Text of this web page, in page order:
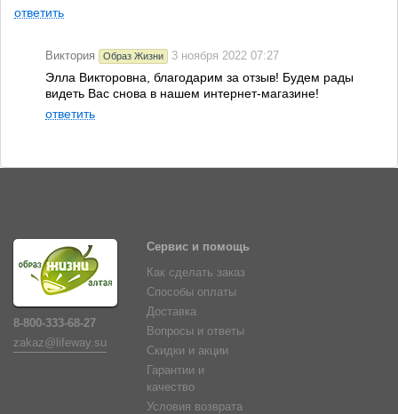
ответить
Виктория Образ Жизни 3 ноября 2022 07:27
Элла Викторовна, благодарим за отзыв! Будем рады
видеть Вас снова в нашем интернет-магазине!
ответить
8-800-333-68-27
zakaz@lifeway.su
Сервис и помощь
Как сделать заказ
Способы оплаты
Доставка
Вопросы и ответы
Скидки и акции
Гарантии и
качество
Условия возврата